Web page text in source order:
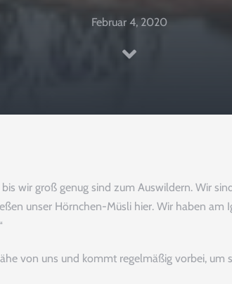
Februar 4, 2020
wir groß genug sind zum Auswildern. Wir
unser Hörnchen-Müsli hier. Wir haben
von uns und kommt regelmäßig vorbei, um